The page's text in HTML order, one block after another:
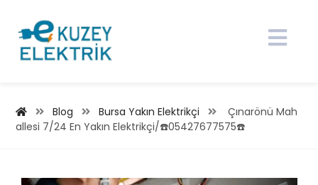
Blog Bursa Yakın Elektrikçi
Çınarönü Mah
allesi 7/24 En Yakın Elektrikçi/☎️05427677575☎️